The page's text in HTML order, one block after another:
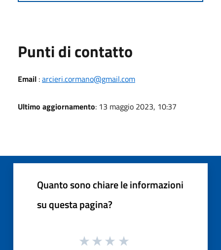
Punti di contatto
Email :arcieri.cormano@gmail.com
Ultimo aggiornamento: 13 maggio 2023, 10:37
Quanto sono chiare le informazioni
su questa pagina?